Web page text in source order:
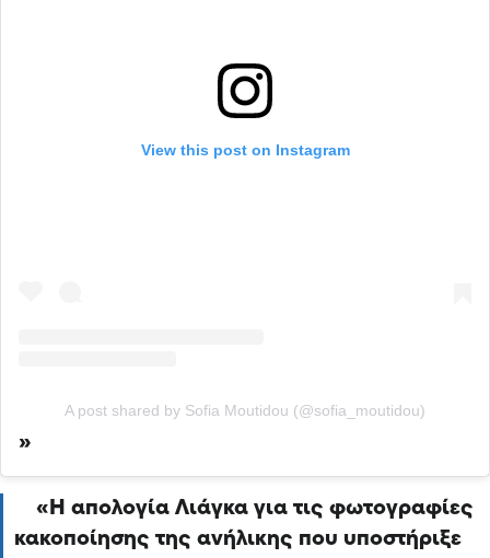
View this post on Instagram
A post shared by Sofia Moutidou (@sofia_moutidou)
Η απολογία Λιάγκα για τις φωτογραφίες
κακοποίησης της ανήλικης που υποστήριξε